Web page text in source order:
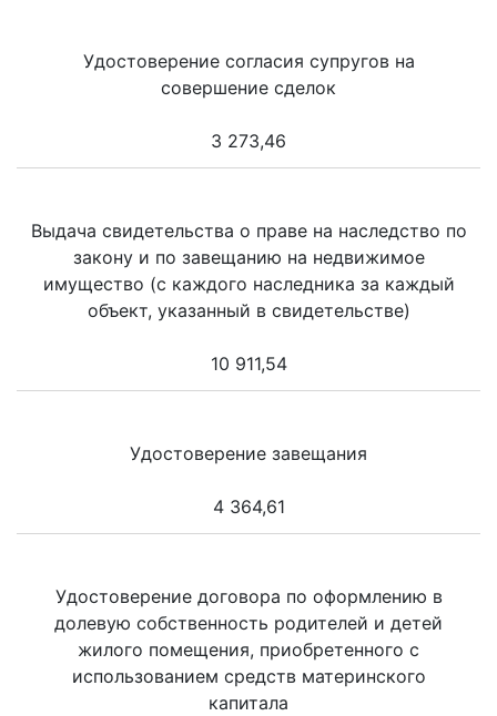
Удостоверение согласия супругов на
совершение сделок
3 273,46
Выдача свидетельства о праве на наследство по
закону и по завещанию на недвижимое
имущество (с каждого наследника за каждый
объект, указанный в свидетельстве)
10 911,54
Удостоверение завещания
4 364,61
Удостоверение договора по оформлению в
долевую собственность родителей и детей
жилого помещения, приобретенного с
использованием средств материнского
капитала